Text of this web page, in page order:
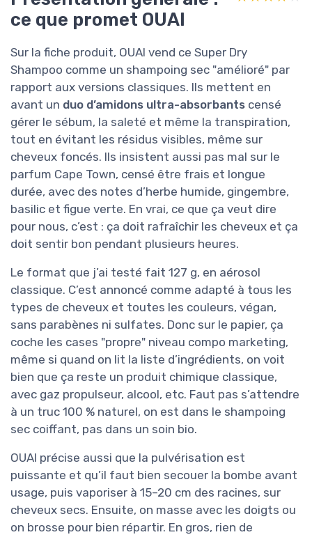
ce que promet OUAI
Sur la fiche produit, OUAI vend ce Super Dry
Shampoo comme un shampoing sec "amélioré" par
rapport aux versions classiques. Ils mettent en
avant un duo d’amidons ultra-absorbants censé
gérer le sébum, la saleté et même la transpiration,
tout en évitant les résidus visibles, même sur
cheveux foncés. Ils insistent aussi pas mal sur le
parfum Cape Town, censé être frais et longue
durée, avec des notes d’herbe humide, gingembre,
basilic et figue verte. En vrai, ce que ça veut dire
pour nous, c’est : ça doit rafraîchir les cheveux et ça
doit sentir bon pendant plusieurs heures.
Le format que j’ai testé fait 127 g, en aérosol
classique. C’est annoncé comme adapté à tous les
types de cheveux et toutes les couleurs, végan,
sans parabènes ni sulfates. Donc sur le papier, ça
coche les cases "propre" niveau compo marketing,
même si quand on lit la liste d’ingrédients, on voit
bien que ça reste un produit chimique classique,
avec gaz propulseur, alcool, etc. Faut pas s’attendre
à un truc 100 % naturel, on est dans le shampoing
sec coiffant, pas dans un soin bio.
OUAI précise aussi que la pulvérisation est
puissante et qu’il faut bien secouer la bombe avant
usage, puis vaporiser à 15–20 cm des racines, sur
cheveux secs. Ensuite, on masse avec les doigts ou
on brosse pour bien répartir. En gros, rien de